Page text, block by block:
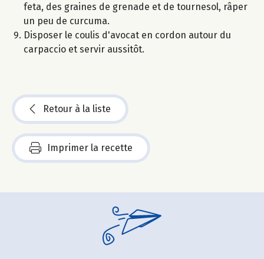
feta, des graines de grenade et de tournesol, râper
un peu de curcuma.
Disposer le coulis d'avocat en cordon autour du
carpaccio et servir aussitôt.
Retour à la liste
Imprimer la recette